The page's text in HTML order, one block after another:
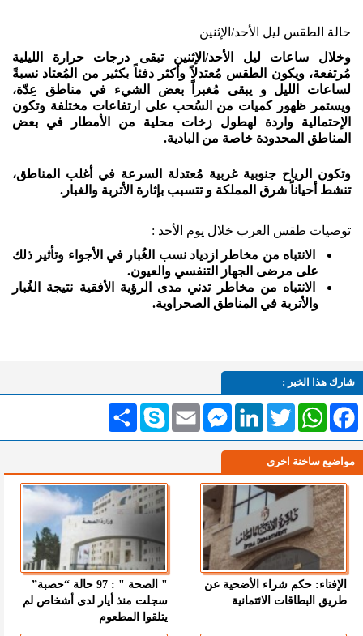
حالة الطقس ليل الأحد/الإثنين
وخلال ساعات ليل الأحد/الإثنين تبقى درجات حرارة الليلية
مُرتفعة، ويكون الطقس مُعتدلاً وأكثر دفئاً بكثير من المُعتاد نسبةً
لساعات الليل و يبقى مُغبراً بعض الشيء في مناطق عِدّة،
ويستمر ظهور كميات من السُحب على ارتفاعات مختلفة وتكون
الإحتمالية واردة لهطول زخات محلية من الأمطار في بعض
المناطق المحدودة خاصة من البادية.
وتكون الرياح جنوبية غربية مُعتدلة السرعة في أغلب المناطق،
تنشط أحياناً شرق المملكة و تتسبب بإثارة الأتربة والغبار.
توصيات طقس العرب خلال يوم الأحد :
الانتباه من مخاطر ازدياد نسب الغُبار في الأجواء وتأثير ذلك
على مرضى الجهاز التنفسي والعيون.
الانتباه من مخاطر تدني مدى الرؤية الأفقية نتيجة الغُبار
والأتربة في المناطق الصحراوية.
شارك هذا الخبر :
انشر Skype Email
MessengerLinkedInTwitterWhatsAppFacebook
مواضيع ساخنة اخرى
الإفتاء: حكم شراء الأضحية عن
طريق البطاقات الائتمانية
" الصحة " : 97 حالة “حصبة”
سجلت منذ أيار لدى أشخاص لم
يتلقوا المطعوم